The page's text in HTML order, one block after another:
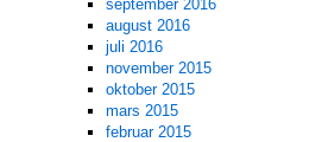
september 2016
august 2016
juli 2016
november 2015
oktober 2015
mars 2015
februar 2015